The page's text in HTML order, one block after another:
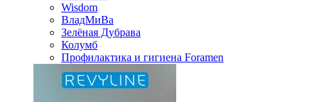
Wisdom
ВладМиВа
Зелёная Дубрава
Колумб
Профилактика и гигиена Foramen